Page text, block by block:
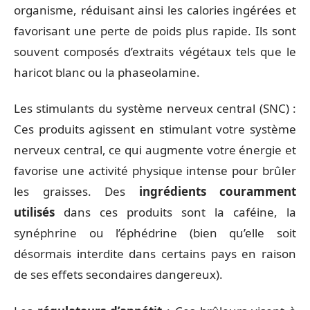
organisme, réduisant ainsi les calories ingérées et
favorisant une perte de poids plus rapide. Ils sont
souvent composés d’extraits végétaux tels que le
haricot blanc ou la phaseolamine.
Les stimulants du système nerveux central (SNC) :
Ces produits agissent en stimulant votre système
nerveux central, ce qui augmente votre énergie et
favorise une activité physique intense pour brûler
les graisses. Des ingrédients couramment
utilisés dans ces produits sont la caféine, la
synéphrine ou l’éphédrine (bien qu’elle soit
désormais interdite dans certains pays en raison
de ses effets secondaires dangereux).